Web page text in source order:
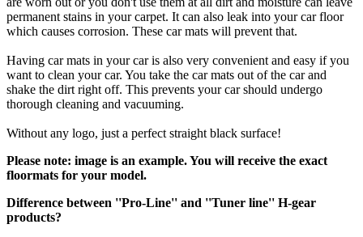
permanent stains in your carpet. It can also leak into your car floor
which causes corrosion. These car mats will prevent that.
Having car mats in your car is also very convenient and easy if you
want to clean your car. You take the car mats out of the car and
shake the dirt right off. This prevents your car should undergo
thorough cleaning and vacuuming.
Without any logo, just a perfect straight black surface!
Please note: image is an example. You will receive the exact
floormats for your model.
Difference between ''Pro-Line'' and ''Tuner line'' H-gear
products?